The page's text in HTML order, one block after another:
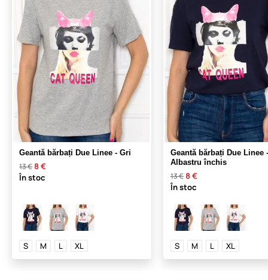
Geantă bărbați Due Linee - Gri
13 €8 €
În stoc
S M L XL
Geantă bărbați Due Linee -
Albastru închis
13 €8 €
În stoc
S M L XL